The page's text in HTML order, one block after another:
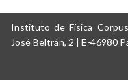
Instituto de Física
José Beltrán, 2 | E-46980